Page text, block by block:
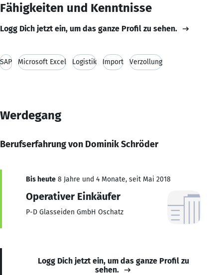
Fähigkeiten und Kenntnisse
Logg Dich jetzt ein, um das ganze Profil zu sehen.
SAP Microsoft Excel Logistik Import Verzollung
Werdegang
Berufserfahrung von Dominik Schröder
Bis heute 8 Jahre und 4 Monate, seit Mai 2018
Operativer Einkäufer
P-D Glasseiden GmbH Oschatz
Logg Dich jetzt ein, um das ganze Profil zu
sehen.